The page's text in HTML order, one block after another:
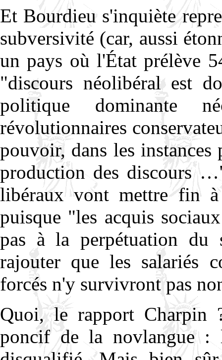
Et Bourdieu s'inquiète
subversivité (car, aussi
un pays où l'État prélève
"discours néolibéral est
politique dominante
révolutionnaires
pouvoir, dans les instances
production des discours
libéraux vont mettre fin
puisque "les acquis
pas à la perpétuation du
rajouter que les salariés
forcés n'y survivront pas
Quoi, le rapport Charpin
poncif de la novlangue :